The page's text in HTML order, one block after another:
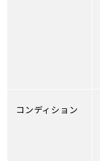
コンディション